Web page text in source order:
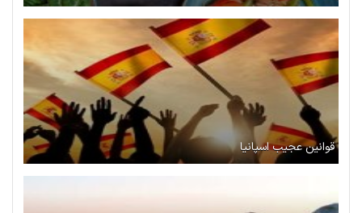
قوانین عجیب اسپانیا